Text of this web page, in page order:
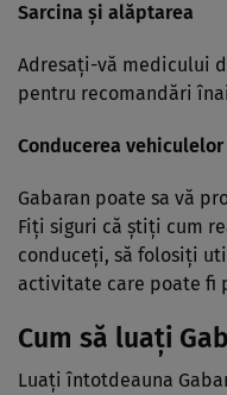
Sarcina şi alăptarea
Adresaţi-vă medicului
pentru recomandări
Conducerea
Gabaran poate sa vă
Fiţi siguri că ştiţi cum
conduceţi, să folosiţi
activitate care poate fi
Cum să luaţi
Luaţi întotdeauna